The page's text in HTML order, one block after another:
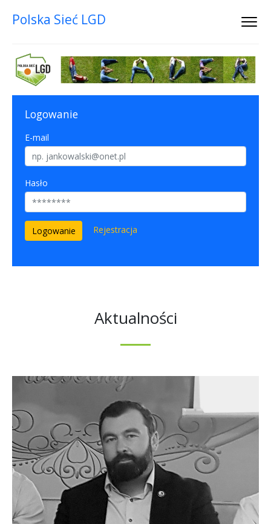
Polska Sieć LGD
Aktualności
Logowanie
E-mail
Hasło
Rejestracja